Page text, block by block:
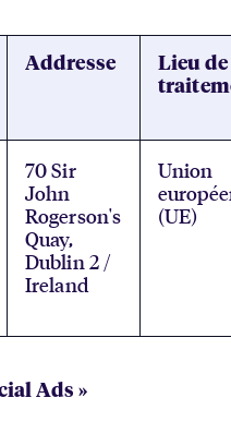
Addresse
Lieu de
70 Sir
John
Rogerson's
Quay,
Dublin 2 /
Ireland
Union
(UE)
Ads »